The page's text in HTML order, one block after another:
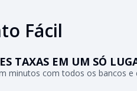
Fácil
TAXAS EM UM SÓ
minutos com todos os bancos e